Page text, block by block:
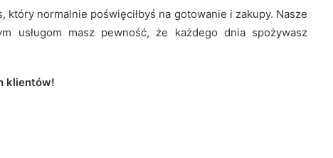
normalnie poświęciłbyś na gotowanie i zakupy. Nasze
usługom masz pewność, że każdego dnia spożywasz
klientów!